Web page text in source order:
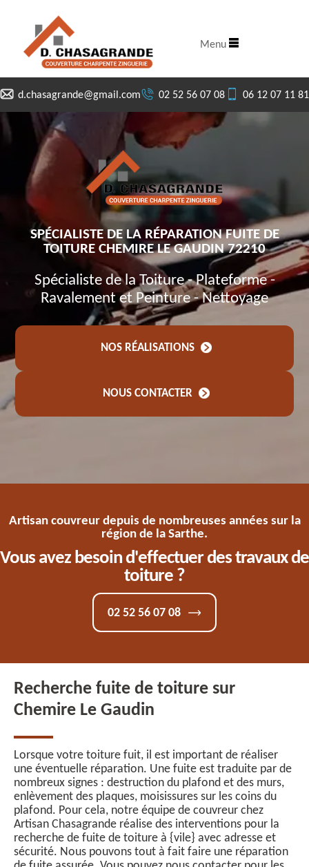
d.chasagrande@gmail.com 02 52 56 07 08 06 12 07 11 81
Menu
SPÉCIALISTE DE LA RÉPARATION FUITE DE
TOITURE CHEMIRE LE GAUDIN 72210
Spécialiste de la Toiture - Plateforme -
Ravalement et Peinture - Nettoyage
NOS RÉALISATIONS
NOUS CONTACTER
Artisan couvreur depuis de nombreuses années sur la
région de la Sarthe.
Vous avez besoin d'effectuer des travaux de
toiture ?
02 52 56 07 08
Recherche fuite de toiture sur
Chemire Le Gaudin
Lorsque votre toiture fuit, il est important de réaliser
une éventuelle réparation. Une fuite est traduite par de
nombreux signes : destruction du plafond et des murs,
enlèvement des plaques, moisissures sur les coins du
plafond. Pour cela, notre équipe de couvreur chez
Artisan Chasagrande réalise des interventions pour la
recherche de fuite de toiture à {vile} avec adresse et
sécurité. Nous pouvons tout à fait faire une réparation